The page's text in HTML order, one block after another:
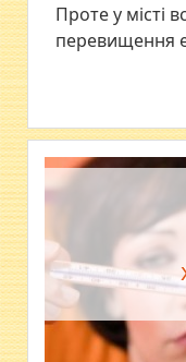
Проте у місті
перевищення